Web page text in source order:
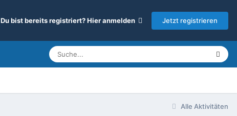
Du bist bereits registriert? Hier anmelden Jetzt registrieren
Alle Aktivitäten